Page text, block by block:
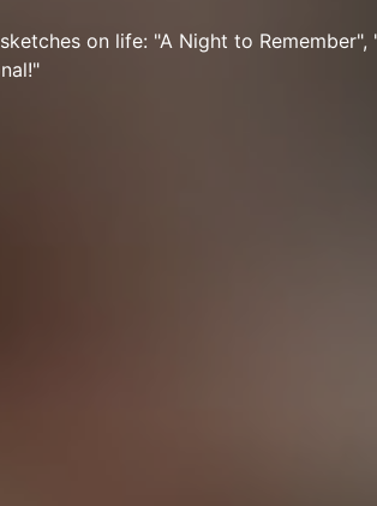
on life: "A Night to Remember",